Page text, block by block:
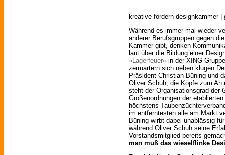
kreative fordern designkammer
Während es immer mal wieder
anderer Berufsgruppen gegen
Kammer gibt, denken
laut über die Bildung einer
»Lagerfeuer« in der XING
zermartern sich neben klugen
Präsident Christian Büning und
Oliver Schuh, die Köpfe zum Ah
steht der Organisationsgrad der
Größenordnungen der
höchstens
im entferntesten alle am Markt
Büning wirbt dabei unablässig
während Oliver Schuh seine
Vorstandsmitglied bereits
man muß das wieselflinke